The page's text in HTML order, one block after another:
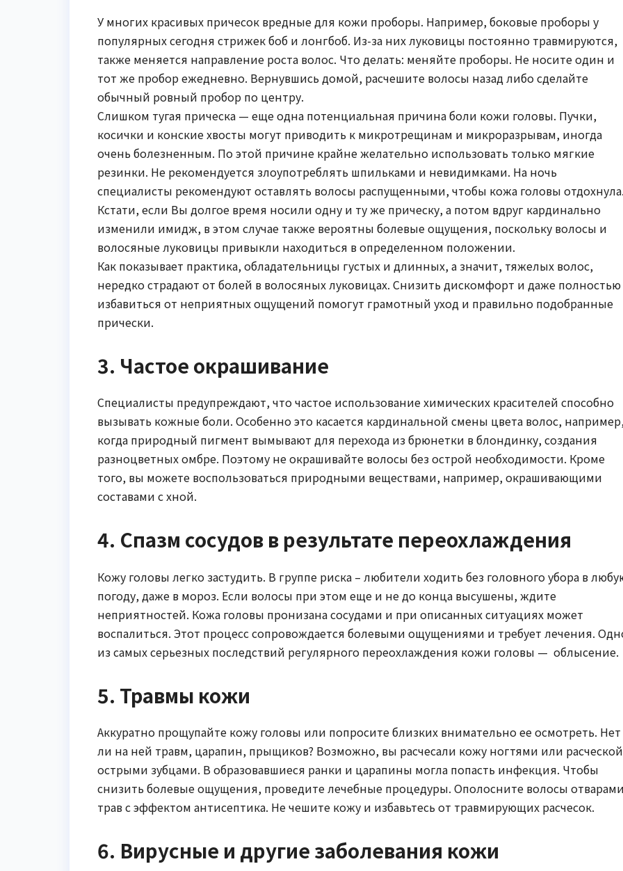
У многих красивых причесок вредные для кожи проборы. Например, боковые проборы у
популярных сегодня стрижек боб и лонгбоб. Из-за них луковицы постоянно травмируются,
также меняется направление роста волос. Что делать: меняйте проборы. Не носите один и
тот же пробор ежедневно. Вернувшись домой, расчешите волосы назад либо сделайте
обычный ровный пробор по центру.
Слишком тугая прическа — еще одна потенциальная причина боли кожи головы. Пучки,
косички и конские хвосты могут приводить к микротрещинам и микроразрывам, иногда
очень болезненным. По этой причине крайне желательно использовать только мягкие
резинки. Не рекомендуется злоупотреблять шпильками и невидимками. На ночь
специалисты рекомендуют оставлять волосы распущенными, чтобы кожа головы
Кстати, если Вы долгое время носили одну и ту же прическу, а потом вдруг кардинально
изменили имидж, в этом случае также вероятны болевые ощущения, поскольку волосы и
волосяные луковицы привыкли находиться в определенном положении.
Как показывает практика, обладательницы густых и длинных, а значит, тяжелых волос,
нередко страдают от болей в волосяных луковицах. Снизить дискомфорт и даже полностью
избавиться от неприятных ощущений помогут грамотный уход и правильно подобранные
прически.
3. Частое окрашивание
Специалисты предупреждают, что частое использование химических красителей способно
вызывать кожные боли. Особенно это касается кардинальной смены цвета волос,
когда природный пигмент вымывают для перехода из брюнетки в блондинку, создания
разноцветных омбре. Поэтому не окрашивайте волосы без острой необходимости. Кроме
того, вы можете воспользоваться природными веществами, например, окрашивающими
составами с хной.
4. Спазм сосудов в результате переохлаждения
Кожу головы легко застудить. В группе риска – любители ходить без головного убора в
погоду, даже в мороз. Если волосы при этом еще и не до конца высушены, ждите
неприятностей. Кожа головы пронизана сосудами и при описанных ситуациях может
воспалиться. Этот процесс сопровождается болевыми ощущениями и требует лечения.
из самых серьезных последствий регулярного переохлаждения кожи головы — облысение.
5. Травмы кожи
Аккуратно прощупайте кожу головы или попросите близких внимательно ее осмотреть. Нет
ли на ней травм, царапин, прыщиков? Возможно, вы расчесали кожу ногтями или
острыми зубцами. В образовавшиеся ранки и царапины могла попасть инфекция. Чтобы
снизить болевые ощущения, проведите лечебные процедуры. Ополосните волосы
трав с эффектом антисептика. Не чешите кожу и избавьтесь от травмирующих расчесок.
6. Вирусные и другие заболевания кожи